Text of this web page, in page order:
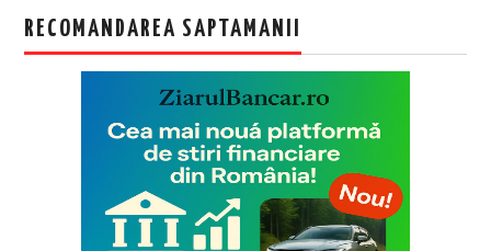
RECOMANDAREA SAPTAMANII